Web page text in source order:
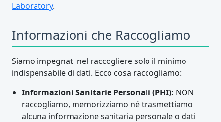
Laboratory.
Informazioni che Raccogliamo
Siamo impegnati nel raccogliere solo il minimo
indispensabile di dati. Ecco cosa raccogliamo:
Informazioni Sanitarie Personali (PHI): NON
raccogliamo, memorizziamo né trasmettiamo
alcuna informazione sanitaria personale o dati